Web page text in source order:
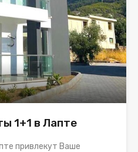
1+1 в Лапте
привлекут Ваше